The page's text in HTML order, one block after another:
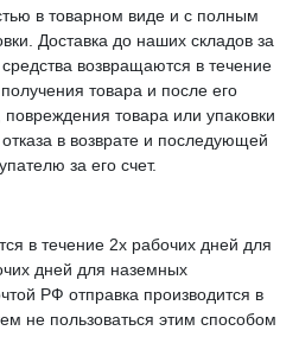
в товарном виде и с полным
Доставка до наших складов за
возвращаются в течение
товара и после его
товара или упаковки
в возврате и последующей
за его счет.
в течение 2х рабочих дней для
дней для наземных
РФ отправка производится в
не пользоваться этим способом